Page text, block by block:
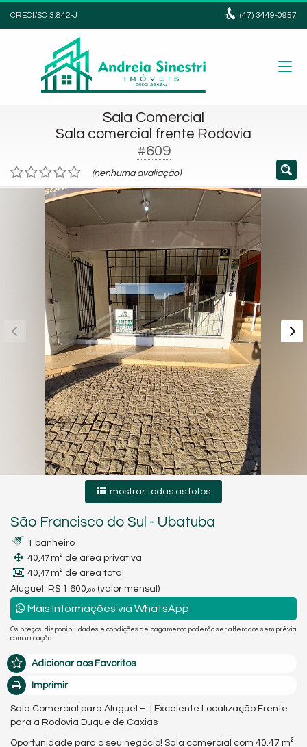
CRECI/SC 3.842-J (47)3449-0957
Sala Comercial
Sala comercial frente Rodovia
#609
(nenhuma avaliação)
mostrar todas as fotos
São Francisco do Sul - Ubatuba
1 banheiro
40,47 m² de área privativa
40,47 m² de área total
Aluguel: R$ 1.600,00 (valor mensal)
Mais Informações via WhatsApp
Os preços, disponibilidades e condições de pagamento poderão ser alterados sem prévia
comunicação.
Adicionar aos Favoritos
Imprimir
Sala Comercial para Aluguel – | Excelente Localização Frente
para a Rodovia Duque de Caxias
Oportunidade para o seu negócio! Sala comercial com 40.47 m²